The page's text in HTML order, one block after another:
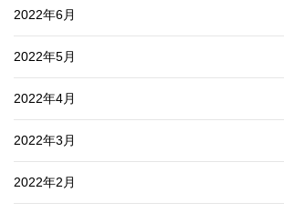
2022年6月
2022年5月
2022年4月
2022年3月
2022年2月